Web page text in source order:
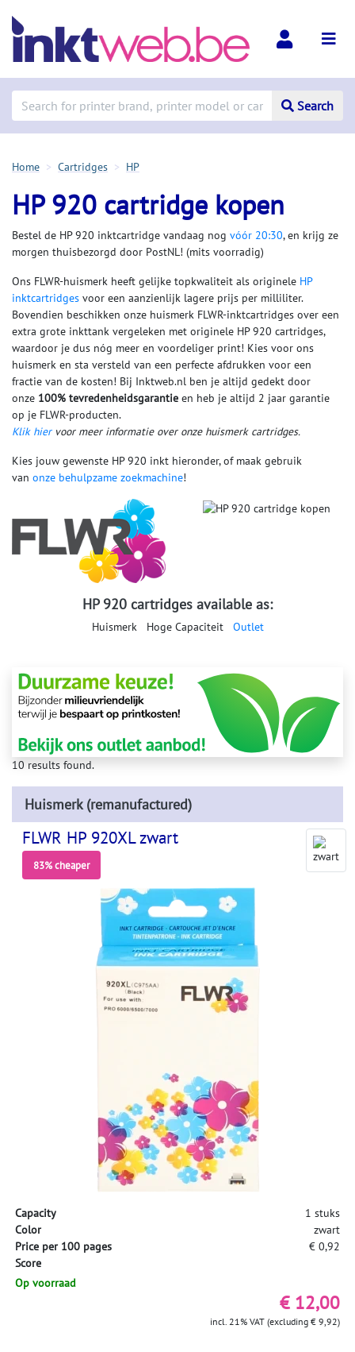
Search
Home Cartridges HP
HP 920 cartridge kopen
Bestel de HP 920 inktcartridge vandaag nog vóór 20:30, en krijg ze
morgen thuisbezorgd door PostNL! (mits voorradig)
Ons FLWR-huismerk heeft gelijke topkwaliteit als originele HP
inktcartridges voor een aanzienlijk lagere prijs per milliliter.
Bovendien beschikken onze huismerk FLWR-inktcartridges over een
extra grote inkttank vergeleken met originele HP 920 cartridges,
waardoor je dus nóg meer en voordeliger print! Kies voor ons
huismerk en sta versteld van een perfecte afdrukken voor een
fractie van de kosten! Bij Inktweb.nl ben je altijd gedekt door
onze 100% tevredenheidsgarantie en heb je altijd 2 jaar garantie
op je FLWR-producten.
Klik hiervoor meer informatie over onze huismerk cartridges.
Kies jouw gewenste HP 920 inkt hieronder, of maak gebruik
van onze behulpzame zoekmachine!
HP 920 cartridges available as:
Huismerk Hoge Capaciteit Outlet
10 results found.
Huismerk (remanufactured)
FLWR HP 920XL zwart
83% cheaper
Capacity
1 stuks
Color
zwart
Price per 100 pages
€ 0,92
Score
Op voorraad
€ 12,00
incl. 21% VAT (excluding € 9,92)